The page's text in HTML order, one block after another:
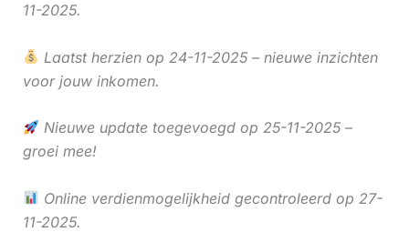
11-2025.
Laatst herzien op 24-11-2025 – nieuwe inzichten
voor jouw inkomen.
Nieuwe update toegevoegd op 25-11-2025 –
groei mee!
Online verdienmogelijkheid gecontroleerd op 27-
11-2025.